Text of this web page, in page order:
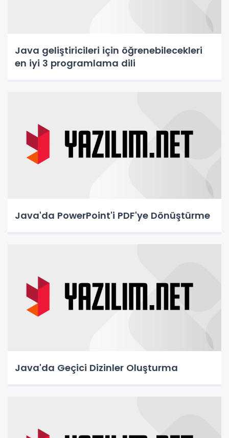
Java geliştiricileri için öğrenebilecekleri
en iyi 3 programlama dili
Java'da PowerPoint'i PDF'ye Dönüştürme
Java'da Geçici Dizinler Oluşturma